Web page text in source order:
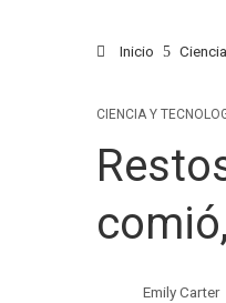
Inicio
CIENCIA Y
Emily Carter